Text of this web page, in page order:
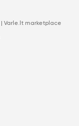
Varle.lt marketplace